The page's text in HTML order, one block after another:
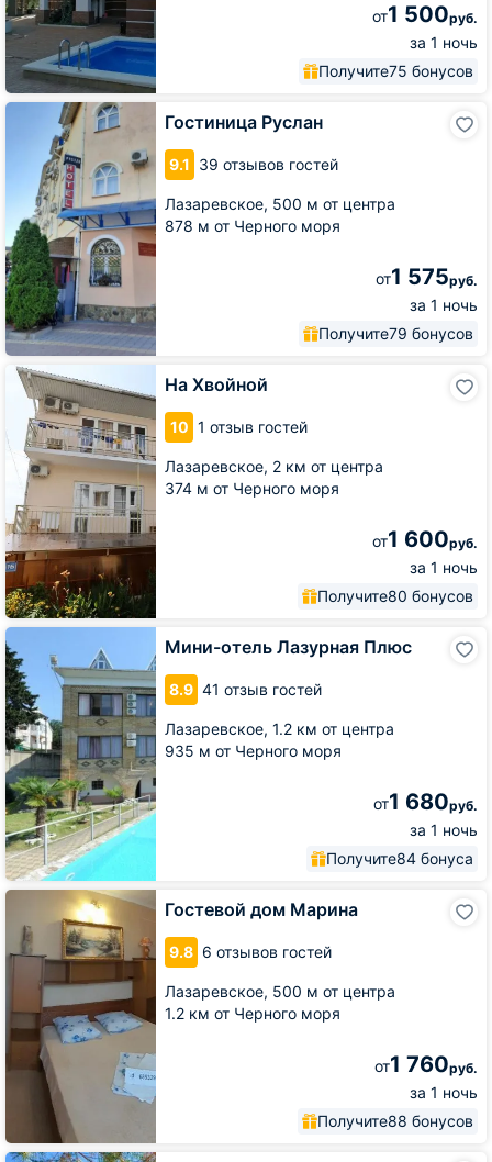
от1 500руб.
за 1 ночь
Получите75 бонусов
Гостиница Руслан
9.1 39 отзывов гостей
Лазаревское, 500 м от центра
878 м от Черного моря
от1 575руб.
за 1 ночь
Получите79 бонусов
Гостиница
На Хвойной
10 1 отзыв гостей
Лазаревское, 2 км от центра
374 м от Черного моря
от1 600руб.
за 1 ночь
Получите80 бонусов
На
Хвойной
Мини-отель Лазурная Плюс
8.9 41 отзыв гостей
Лазаревское, 1.2 км от центра
935 м от Черного моря
от1 680руб.
за 1 ночь
Получите84 бонуса
Мини-
отель
Лазурная
Плюс
Гостевой дом Марина
9.8 6 отзывов гостей
Лазаревское, 500 м от центра
1.2 км от Черного моря
от1 760руб.
за 1 ночь
Получите88 бонусов
Гостевой
Марина